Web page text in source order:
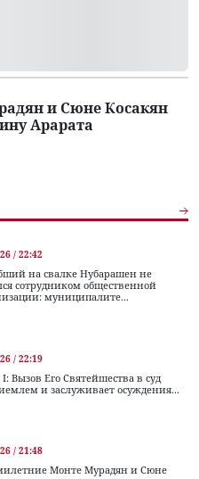
и Сюне Косакян
Арарата
/ 22:42
на свалке Нубарашен не
сотрудником общественной
муниципалите...
/ 22:19
Вызов Его Святейшества в суд
и заслуживает осуждения...
/ 21:48
Монте Мурадян и Сюне